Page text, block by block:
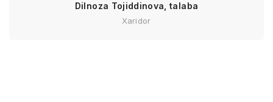
Dilnoza Tojiddinova, talaba
Xaridor